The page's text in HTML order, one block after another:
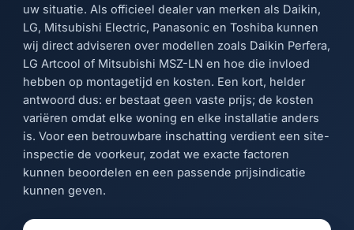
uw situatie. Als officieel dealer van merken als Daikin,
LG, Mitsubishi Electric, Panasonic en Toshiba kunnen
wij direct adviseren over modellen zoals Daikin Perfera,
LG Artcool of Mitsubishi MSZ-LN en hoe die invloed
hebben op montagetijd en kosten. Een kort, helder
antwoord dus: er bestaat geen vaste prijs; de kosten
variëren omdat elke woning en elke installatie anders
is. Voor een betrouwbare inschatting verdient een site-
inspectie de voorkeur, zodat we exacte factoren
kunnen beoordelen en een passende prijsindicatie
kunnen geven.